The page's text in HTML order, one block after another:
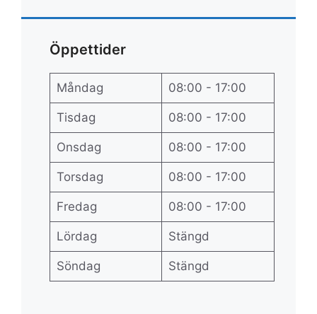
Öppettider
Måndag 08:00 - 17:00
Tisdag 08:00 - 17:00
Onsdag 08:00 - 17:00
Torsdag 08:00 - 17:00
Fredag 08:00 - 17:00
Lördag Stängd
Söndag Stängd